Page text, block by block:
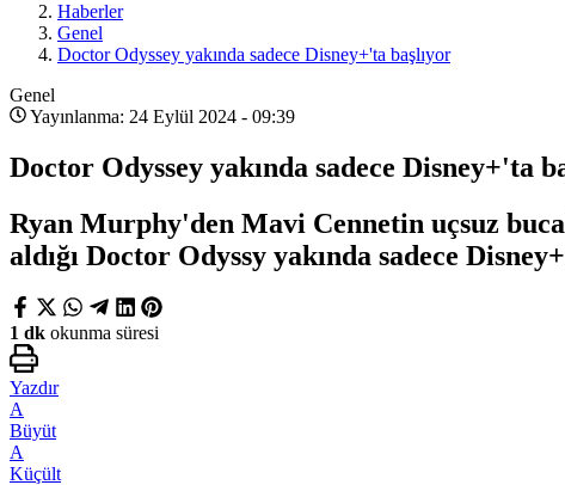
Haberler
Genel
Doctor Odyssey yakında sadece Disney+'ta başlıyor
Genel
Yayınlanma: 24 Eylül 2024 - 09:39
Doctor Odyssey yakında sadece Disney+'ta
Ryan Murphy'den Mavi Cennetin uçsuz
aldığı Doctor Odyssy yakında sadece
1 dk okunma süresi
Yazdır
A
Büyüt
A
Küçült